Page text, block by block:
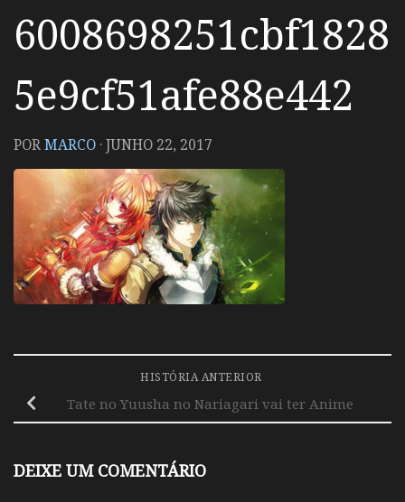
6008698251cbf1828
5e9cf51afe88e442
PORMARCO ·JUNHO 22, 2017
HISTÓRIA ANTERIOR
Tate no Yuusha no Nariagari vai ter Anime
DEIXE UM COMENTÁRIO